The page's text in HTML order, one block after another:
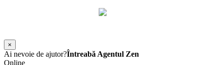
×
Ai nevoie de ajutor?Întreabă Agentul Zen
Online